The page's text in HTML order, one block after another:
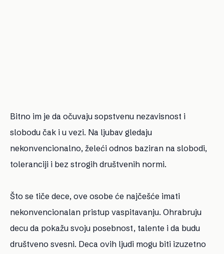
Bitno im je da očuvaju sopstvenu nezavisnost i
slobodu čak i u vezi. Na ljubav gledaju
nekonvencionalno, želeći odnos baziran na slobodi,
toleranciji i bez strogih društvenih normi.
Što se tiče dece, ove osobe će najčešće imati
nekonvencionalan pristup vaspitavanju. Ohrabruju
decu da pokažu svoju posebnost, talente i da budu
društveno svesni. Deca ovih ljudi mogu biti izuzetno